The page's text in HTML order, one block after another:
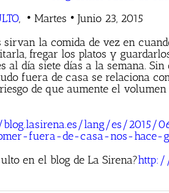
, • Martes • Junio 23, 2015
la comida de vez en
fregar los platos y
al día siete días a la semana.
fuera de casa se relaciona
de que aumente el volumen
lang/es/
fuera-de-casa-nos-hace-
en el blog de La Sirena?